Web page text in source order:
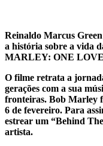
Reinaldo Marcus
a história sobre a vida
MARLEY: ONE
O filme retrata a
gerações com a sua
fronteiras. Bob Marley
6 de fevereiro. Para
estrear um “Behind
artista.